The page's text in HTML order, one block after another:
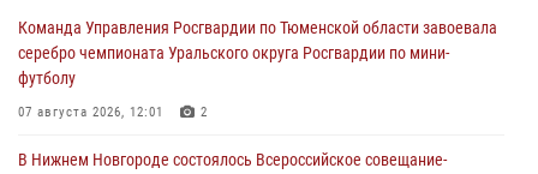
Команда Управления Росгвардии по Тюменской области завоевала
серебро чемпионата Уральского округа Росгвардии по мини-
футболу
07 августа 2026, 12:01 2
В Нижнем Новгороде состоялось Всероссийское совещание-